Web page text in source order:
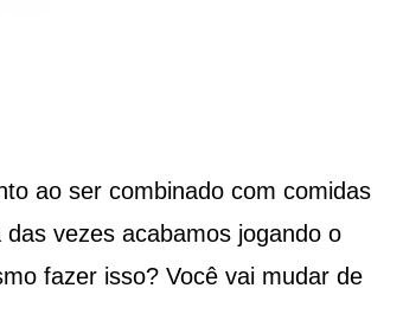
ao ser combinado com comidas
vezes acabamos jogando o
fazer isso? Você vai mudar de